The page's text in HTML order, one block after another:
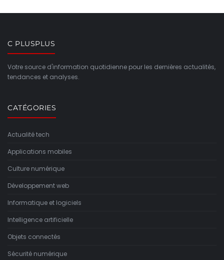
C PLUSPLUS
Votre source d'information quotidienne pour les dernières actualités,
tendances et analyses.
CATÉGORIES
Actualité tech
Applications mobiles
Culture numérique
Développement web
Informatique et logiciels
Intelligence artificielle
Objets connectés
Sécurité numérique